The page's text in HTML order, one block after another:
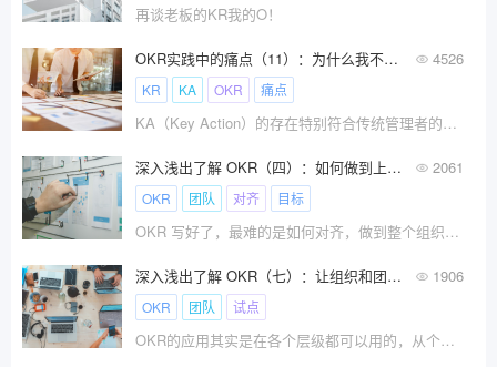
再谈老板的KR我的O！
OKR实践中的痛点（11）：为什么我不推荐OKR中使用KA（Key Action）？ 4526
KR KA OKR 痛点
KA（Key Action）的存在特别符合传统管理者的思维方式，也让团队有了关注点，但是在OKR环境下，KA的存在是百害而无一利的。
深入浅出了解 OKR（四）：如何做到上下同欲和组织协同 2061
OKR 团队 对齐 目标
OKR 写好了，最难的是如何对齐，做到整个组织内的上下同欲和协同，这个才是 OKR 非常有杀伤力的一点。
深入浅出了解 OKR（七）：让组织和团队使用OKR 1906
OKR 团队 试点
OKR的应用其实是在各个层级都可以用的，从个人的尝试，团队级的使用，到部门层级或者组织层级都是可以的，并没有什么严格的限定和顺序。如何在一个公司和团队导入OKR呢？